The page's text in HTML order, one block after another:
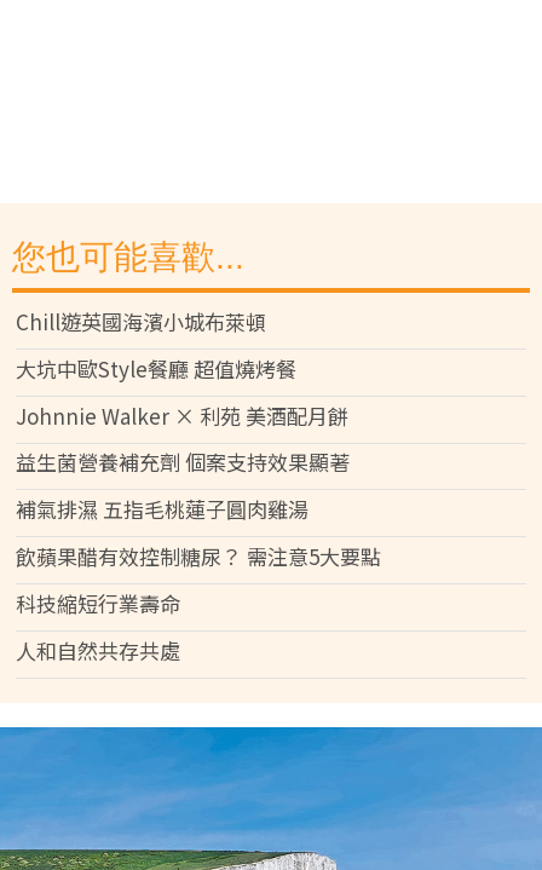
您也可能喜歡...
Chill遊英國海濱小城布萊頓
大坑中歐Style餐廳 超值燒烤餐
Johnnie Walker × 利苑 美酒配月餅
益生菌營養補充劑 個案支持效果顯著
補氣排濕 五指毛桃蓮子圓肉雞湯
飲蘋果醋有效控制糖尿？ 需注意5大要點
科技縮短行業壽命
人和自然共存共處